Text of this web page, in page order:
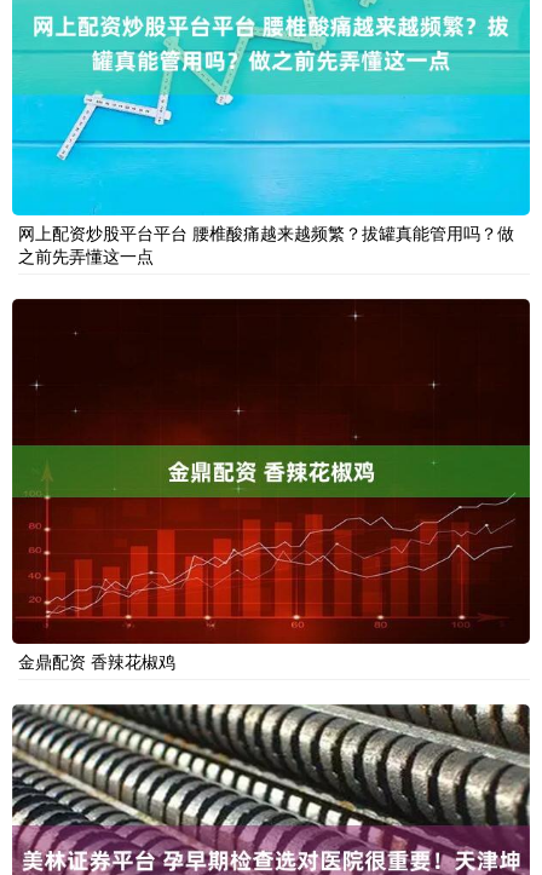
网上配资炒股平台平台 腰椎酸痛越来越频繁？拔罐真能管用吗？做
之前先弄懂这一点
金鼎配资 香辣花椒鸡